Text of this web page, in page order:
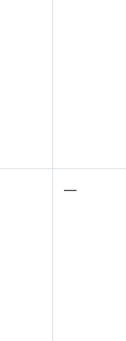
―